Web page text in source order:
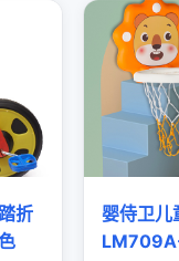
折
婴侍卫儿